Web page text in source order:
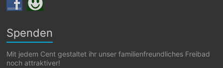
Spenden
Mit jedem Cent gestaltet ihr unser familienfreundliches Freibad
noch attraktiver!